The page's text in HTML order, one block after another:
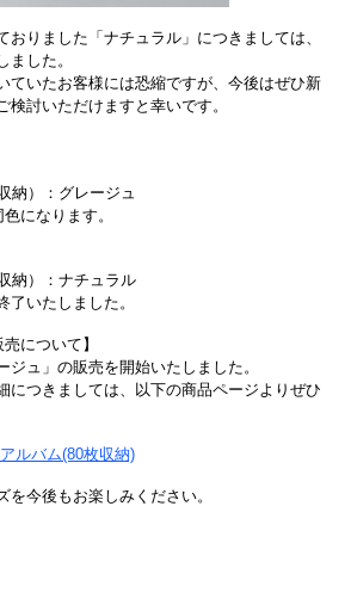
おりました「ナチュラル」につきましては、
ました。
ていたお客様には恐縮ですが、今後はぜひ新
検討いただけますと幸いです。
納）：グレージュ
になります。
納）：ナチュラル
いたしました。
について】
ジュ」の販売を開始いたしました。
につきましては、以下の商品ページよりぜひ
ルバム(80枚収納)
を今後もお楽しみください。